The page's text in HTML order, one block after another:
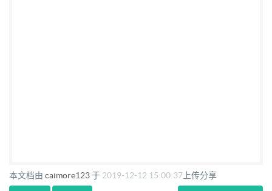
本文档由 caimore123于 2019-12-12 15:00:37 上传分享